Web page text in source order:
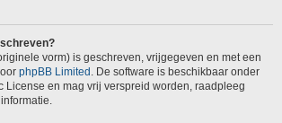
vorm) is geschreven, vrijgegeven en met een
phpBB Limited . De software is beschikbaar onder
License en mag vrij verspreid worden, raadpleeg